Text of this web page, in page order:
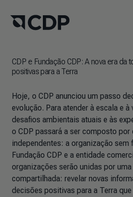
CDP e Fundação CDP: A nova era da
positivas para a Terra
Hoje, o CDP anunciou um passo
evolução. Para atender à escala e
desafios ambientais atuais e às
o CDP passará a ser composto por
independentes: a organização sem
Fundação CDP e a entidade
organizações serão unidas por
compartilhada: revelar novas
decisões positivas para a Terra